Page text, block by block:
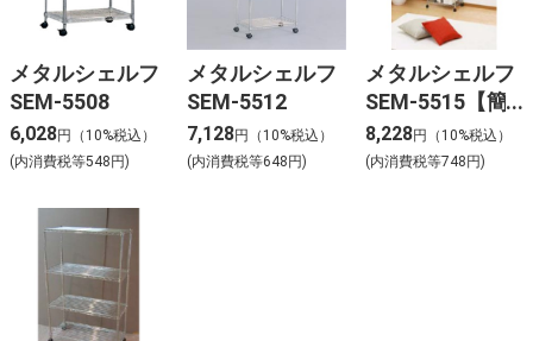
メタルシェルフ
SEM-5508
6,028円（10%税込）
(内消費税等548円)
メタルシェルフ
SEM-5512
7,128円（10%税込）
(内消費税等648円)
メタルシェルフ
SEM-5515【簡
単組立て】
8,228円（10%税込）
(内消費税等748円)